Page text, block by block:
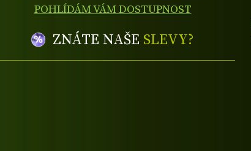
POHLÍDÁM VÁM DOSTUPNOST
ZNÁTE NAŠE SLEVY?